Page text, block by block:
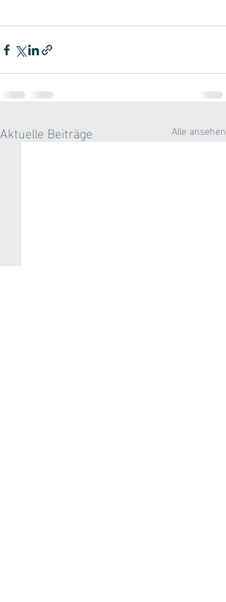
Aktuelle Beiträge Alle ansehen